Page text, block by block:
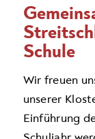
Schule
Wir freuen
unserer
Einführung